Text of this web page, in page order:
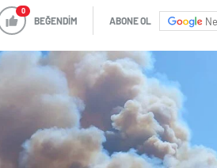
0
BEĞENDİM ABONE OL